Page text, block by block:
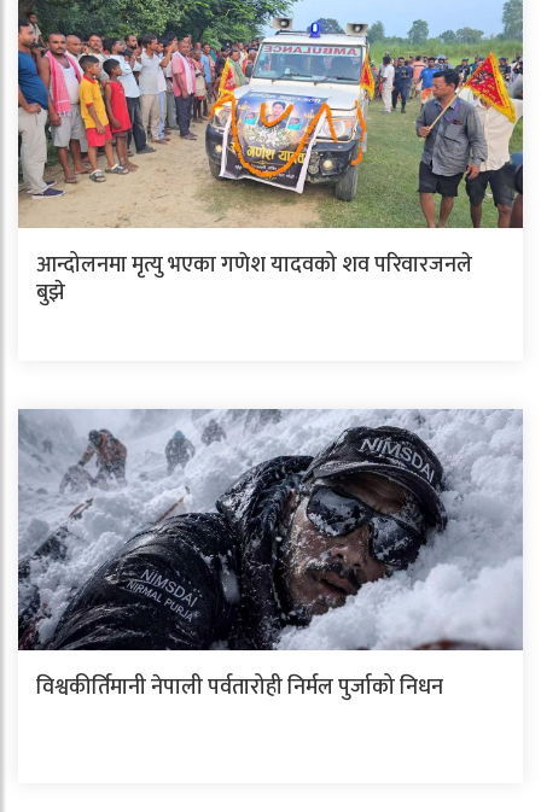
आन्दोलनमा मृत्यु भएका गणेश यादवको शव परिवारजनले
बुझे
विश्वकीर्तिमानी नेपाली पर्वतारोही निर्मल पुर्जाको निधन